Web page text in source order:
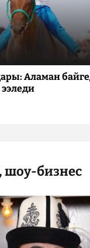
Аламан
шоу-бизнес